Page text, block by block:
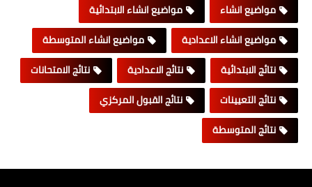
مواضيع انشاء
مواضيع انشاء الابتدائية
مواضيع انشاء الاعدادية
مواضيع انشاء المتوسطة
نتائج الابتدائية
نتائج الاعدادية
نتائج الامتحانات
نتائج التعيينات
نتائج القبول المركزي
نتائج المتوسطة